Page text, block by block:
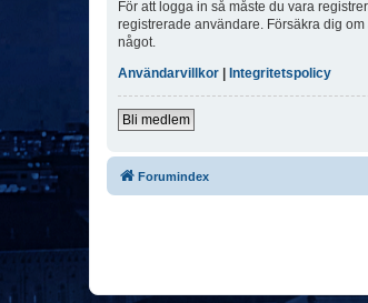
För att logga in så måste du vara
registrerade användare. Försäkra dig
något.
Användarvillkor | Integritetspolicy
Bli medlem
Forumindex